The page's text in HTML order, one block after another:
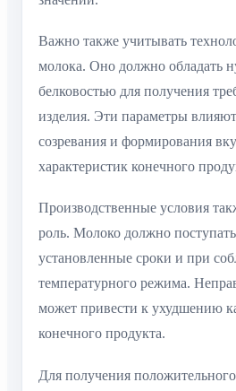
Важно также учитывать
молока. Оно должно обладать
белковостью для получения
изделия. Эти параметры
созревания и формирования
характеристик конечного
Производственные условия
роль. Молоко должно
установленные сроки и при
температурного режима.
может привести к ухудшению
конечного продукта.
Для получения